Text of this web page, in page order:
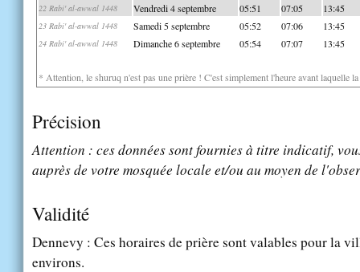
22 Rabi' al-awwal 1448 Vendredi 4 septembre 05:51 07:05 13:45
23 Rabi' al-awwal 1448 Samedi 5 septembre 05:52 07:06 13:45
24 Rabi' al-awwal 1448 Dimanche 6 septembre 05:54 07:07 13:45
* Attention, le shuruq n'est pas une prière ! C'est simplement l'heure avant laquelle
Précision
Attention : ces données sont fournies à titre indicatif,
auprès de votre mosquée locale et/ou au moyen de
Validité
Dennevy : Ces horaires de prière sont valables pour la
environs.